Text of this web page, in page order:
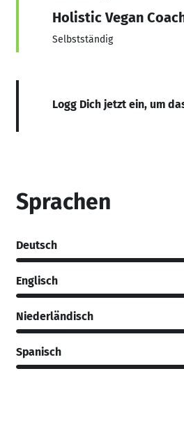
Holistic Vegan
Selbstständig
Logg Dich jetzt ein, um
Sprachen
Deutsch
Englisch
Niederländisch
Spanisch